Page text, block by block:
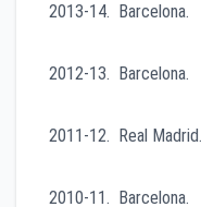
2013-14.
2012-13.
2011-12. Real
2010-11.